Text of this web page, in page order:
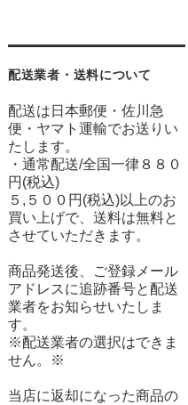
配送業者・送料について
配送は日本郵便・佐川急
便・ヤマト運輸でお送りい
たします。
・通常配送/全国一律８８０
円(税込)
５,５００円(税込)以上のお
買い上げで、送料は無料と
させていただきます。
商品発送後、ご登録メール
アドレスに追跡番号と配送
業者をお知らせいたしま
す。
※配送業者の選択はできま
せん。※
当店に返却になった商品の